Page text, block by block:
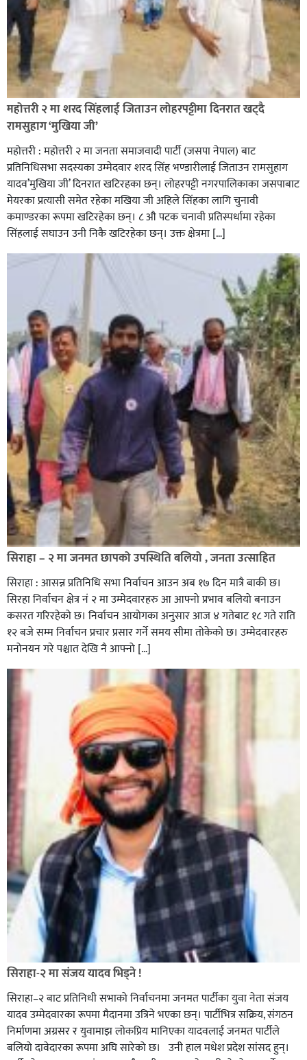
रक्तदान सेवामा जिल्लामै दोस्रो स्थान ल्याएकोमा जनमत नेताद्वय
रेडक्रस सिराहा द्वारा सम्मानित
सिराहाको औरहीमा जेन-जी भेला सम्पन्न
महोत्तरी २ मा शरद सिंहलाई जिताउन लोहरपट्टीमा दिनरात खट्दै
रामसुहाग ‘मुखिया जी’
महोत्तरी : महोत्तरी २ मा जनता समाजवादी पार्टी (जसपा नेपाल) बाट
प्रतिनिधिसभा सदस्यका उम्मेदवार शरद सिंह भण्डारीलाई जिताउन रामसुहाग
यादव’मुखिया जी’ दिनरात खटिरहका छन्। लोहरपट्टी नगरपालिकाका जसपाबाट
मेयरका प्रत्यासी समेत रहेका मखिया जी अहिले सिंहका लागि चुनावी
कमाण्डरका रूपमा खटिरहेका छन्। ८ औ पटक चनावी प्रतिस्पर्धामा रहेका
सिंहलाई सघाउन उनी निकै खटिरहेका छन्। उक्त क्षेत्रमा […]
सिराहा – २ मा जनमत छापको उपस्थिति बलियो , जनता उत्साहित
सिराहा : आसन्न प्रतिनिधि सभा निर्वाचन आउन अब १७ दिन मात्रै बाकी छ।
सिरहा निर्वाचन क्षेत्र नं २ मा उम्मेदवारहरु आ आफ्नो प्रभाव बलियो बनाउन
कसरत गरिरहेको छ। निर्वाचन आयोगका अनुसार आज ४ गतेबाट १८ गते राति
१२ बजे सम्म निर्वाचन प्रचार प्रसार गर्ने समय सीमा तोकेको छ। उम्मेदवारहरु
मनोनयन गरे पश्चात देखि नै आफ्नो […]
सिराहा-२ मा संजय यादव भिड्ने !
सिराहा–२ बाट प्रतिनिधी सभाको निर्वाचनमा जनमत पार्टीका युवा नेता संजय
यादव उम्मेदवारका रूपमा मैदानमा उत्रिने भएका छन्। पार्टीभित्र सक्रिय, संगठन
निर्माणमा अग्रसर र युवामाझ लोकप्रिय मानिएका यादवलाई जनमत पार्टीले
बलियो दावेदारका रूपमा अघि सारेको छ। उनी हाल मधेश प्रदेश सांसद हुन्।